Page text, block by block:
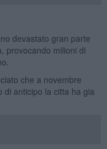
devastato gran parte
provocando milioni di
che a novembre
di anticipo la citta ha gia